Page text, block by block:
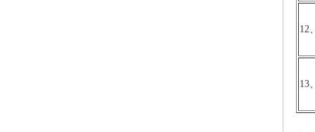
12
13